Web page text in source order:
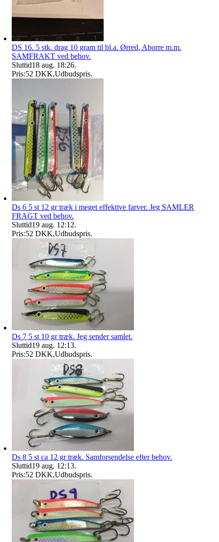
DS 16. 5 stk. drag 10 gram til bl.a. Ørred, Aborre m.m.
SAMFRAKT ved behov.
Sluttid18 aug. 18:26.
Pris:52 DKK,Udbudspris.
Ds 6 5 st 12 gr træk i meget effektive farver. Jeg SAMLER
FRAGT ved behov.
Sluttid19 aug. 12:12.
Pris:52 DKK,Udbudspris.
Ds 7 5 st 10 gr træk. Jeg sender samlet.
Sluttid19 aug. 12:13.
Pris:52 DKK,Udbudspris.
Ds 8 5 st ca 12 gr træk. Samforsendelse efter behov.
Sluttid19 aug. 12:13.
Pris:52 DKK,Udbudspris.